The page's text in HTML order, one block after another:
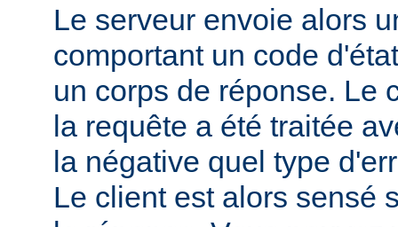
Le serveur envoie alors
comportant un code
un corps de réponse. Le
la requête a été traitée
la négative quel type
Le client est alors sensé